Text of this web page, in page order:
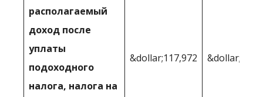
располагаемый
доход после
уплаты
подоходного
налога, налога на
&dollar;117,972 &dollar;113